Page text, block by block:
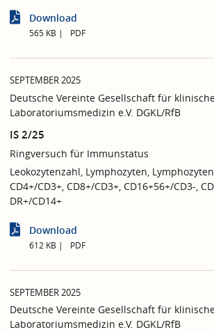
Download
565 KB PDF
SEPTEMBER 2025
Deutsche Vereinte Gesellschaft für
Laboratoriumsmedizin e.V. DGKL/RfB
IS 2/25
Ringversuch für Immunstatus
Leokozytenzahl, Lymphozyten,
CD4+/CD3+, CD8+/CD3+, CD16+56+/CD3-,
DR+/CD14+
Download
612 KB PDF
SEPTEMBER 2025
Deutsche Vereinte Gesellschaft für
Laboratoriumsmedizin e.V. DGKL/RfB